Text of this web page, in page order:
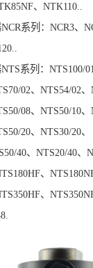
、NTK110..
系列：NCR3、
系列：NTS100/
02、NTS54/02、
08、NTS50/10、
20、NTS30/20、
40、NTS20/40、
、
、